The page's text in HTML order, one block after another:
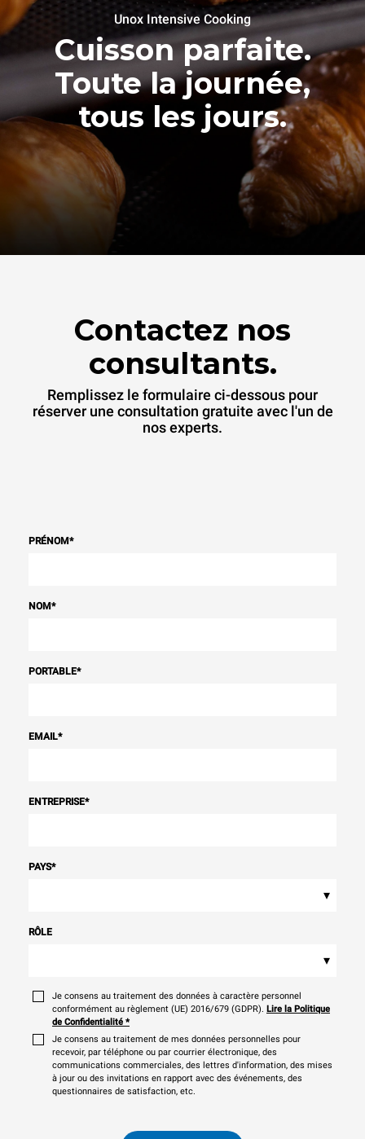
Unox Intensive Cooking
Cuisson parfaite.
Toute la journée,
tous les jours.
Contactez nos
consultants.
Remplissez le formulaire ci-dessous pour
réserver une consultation gratuite avec l'un de
nos experts.
PRÉNOM*
NOM*
PORTABLE*
EMAIL*
ENTREPRISE*
PAYS*
▾
RÔLE
▾
Je consens au traitement des données à caractère personnel
conformément au règlement (UE) 2016/679 (GDPR). Lire la Politique
de Confidentialité *
Je consens au traitement de mes données personnelles pour
recevoir, par téléphone ou par courrier électronique, des
communications commerciales, des lettres d'information, des mises
à jour ou des invitations en rapport avec des événements, des
questionnaires de satisfaction, etc.